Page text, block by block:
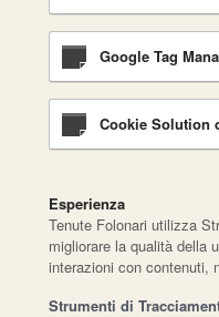
Google Tag
Cookie Solution
Esperienza
Tenute Folonari utilizza
migliorare la qualità della
interazioni con contenuti,
Strumenti di